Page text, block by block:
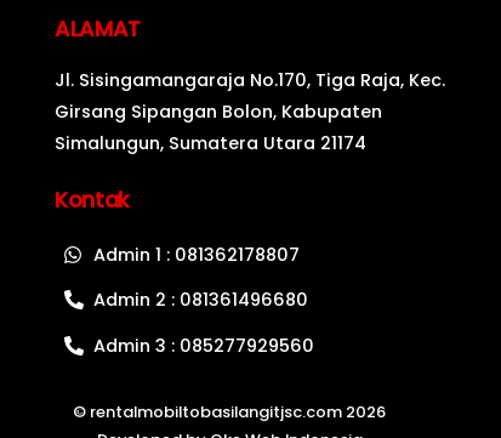
ALAMAT
Jl. Sisingamangaraja No.170, Tiga Raja, Kec.
Girsang Sipangan Bolon, Kabupaten
Simalungun, Sumatera Utara 21174
Kontak
Admin 1 : 081362178807
Admin 2 : 081361496680
Admin 3 : 085277929560
© rentalmobiltobasilangitjsc.com 2026